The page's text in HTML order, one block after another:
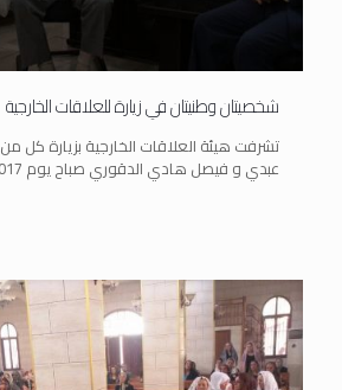
شخصيتان وطنيتان في زيارة للعلاقات الخارجية
تشرفت هيئة العلاقات الخارجية بزيارة كل
عبدي و فيصل هادي الدقوري صباح يوم 30/7/2017, حيث تم